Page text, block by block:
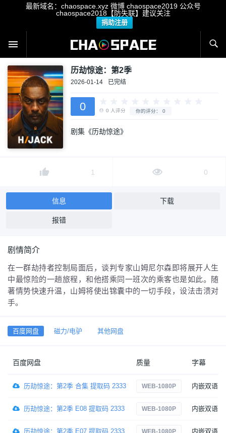
最新域名：chaospace.xyz 微博 chaospace2019 公众号
chaospace2018【防失联】建议关注
捐助注册
历劫惊途：第2季
2026-01-14 已完结
0
剧集《历劫惊途》
1 0
信息 下载
报错
剧情简介
在一群劫持者控制局面后，谈判专家山姆尼尔森即将展开人生
中最惊险的一趟旅程，和他搭乘同一班次的乘客也是如此。随
著情势快速升温，山姆将使出锦囊中的一切手段，设法击溃对
手。
百度网盘 磁力/电驴 其他网盘
百度网盘 质量 字幕
历劫惊途：第2季 合集 提取码 2333 WEB-1080P 内嵌双语
历劫惊途：第2季 E08 提取码 2333 WEB-1080P 内嵌双语
历劫惊途：第2季 E07 提取码 2333 内嵌双语